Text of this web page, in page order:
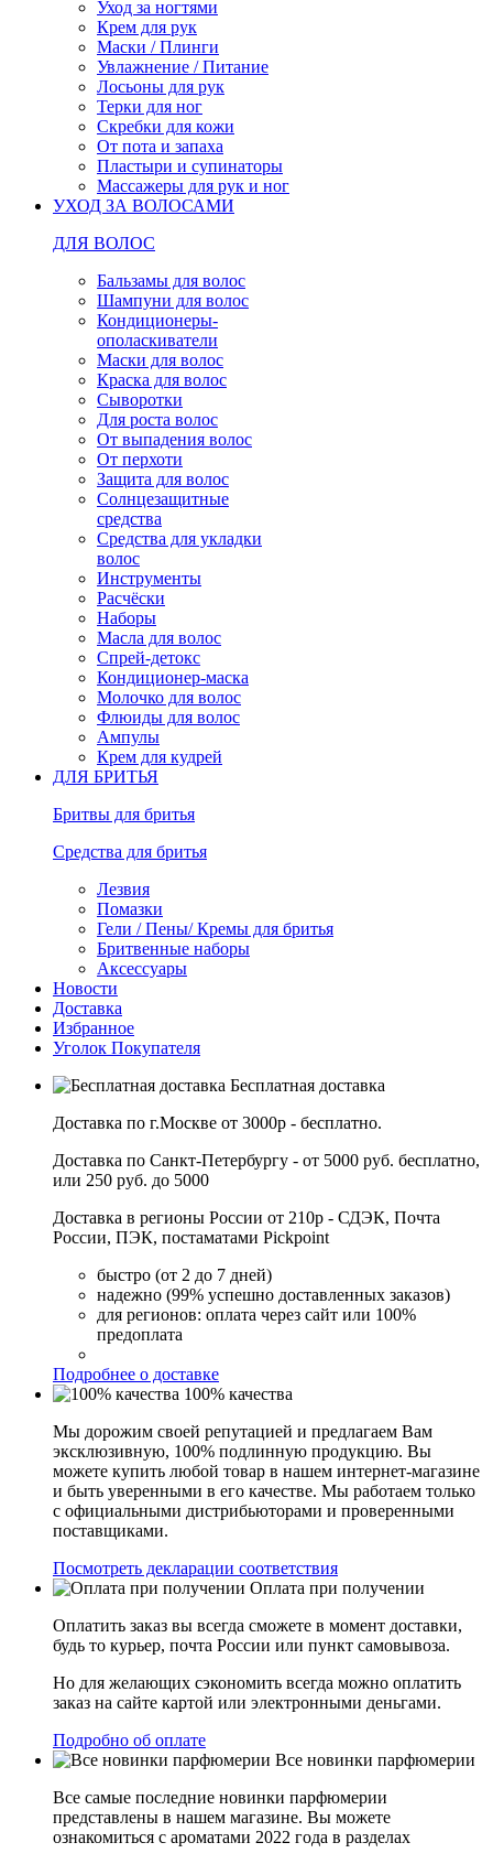
Уход за ногтями
Крем для рук
Маски / Плинги
Увлажнение / Питание
Лосьоны для рук
Терки для ног
Скребки для кожи
От пота и запаха
Пластыри и супинаторы
Массажеры для рук и ног
УХОД ЗА ВОЛОСАМИ
ДЛЯ ВОЛОС
Бальзамы для волос
Шампуни для волос
Кондиционеры-
ополаскиватели
Маски для волос
Краска для волос
Сыворотки
Для роста волос
От выпадения волос
От перхоти
Защита для волос
Солнцезащитные
средства
Средства для укладки
волос
Инструменты
Расчёски
Наборы
Масла для волос
Спрей-детокс
Кондиционер-маска
Молочко для волос
Флюиды для волос
Ампулы
Крем для кудрей
ДЛЯ БРИТЬЯ
Бритвы для бритья
Средства для бритья
Лезвия
Помазки
Гели / Пены/ Кремы для бритья
Бритвенные наборы
Аксессуары
Новости
Доставка
Избранное
Уголок Покупателя
Бесплатная доставка
Доставка по г.Москве от 3000р - бесплатно.
Доставка по Санкт-Петербургу - от 5000 руб. бесплатно,
или 250 руб. до 5000
Доставка в регионы России от 210р - СДЭК, Почта
России, ПЭК, постаматами Pickpoint
быстро (от 2 до 7 дней)
надежно (99% успешно доставленных заказов)
для регионов: оплата через сайт или 100%
предоплата
Подробнее о доставке
100% качества
Мы дорожим своей репутацией и предлагаем Вам
эксклюзивную, 100% подлинную продукцию. Вы
можете купить любой товар в нашем интернет-магазине
и быть уверенными в его качестве. Мы работаем только
с официальными дистрибьюторами и проверенными
поставщиками.
Посмотреть декларации соответствия
Оплата при получении
Оплатить заказ вы всегда сможете в момент доставки,
будь то курьер, почта России или пункт самовывоза.
Но для желающих сэкономить всегда можно оплатить
заказ на сайте картой или электронными деньгами.
Подробно об оплате
Все новинки парфюмерии
Все самые последние новинки парфюмерии
представлены в нашем магазине. Вы можете
ознакомиться с ароматами 2022 года в разделах